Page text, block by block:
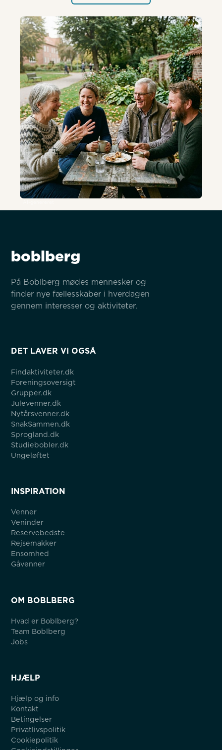
boblberg
På Boblberg mødes mennesker og
finder nye fællesskaber i hverdagen
gennem interesser og aktiviteter.
DET LAVER VI OGSÅ
Findaktiviteter.dk
Foreningsoversigt
Grupper.dk
Julevenner.dk
Nytårsvenner.dk
SnakSammen.dk
Sprogland.dk
Studiebobler.dk
Ungeløftet
INSPIRATION
Venner
Veninder
Reservebedste
Rejsemakker
Ensomhed
Gåvenner
OM BOBLBERG
Hvad er Boblberg?
Team Boblberg
Jobs
HJÆLP
Hjælp og info
Kontakt
Betingelser
Privatlivspolitik
Cookiepolitik